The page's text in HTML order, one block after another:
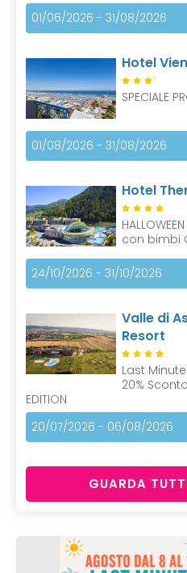
01/06/2026 - 31/08/2026
Hotel
S
SPECIALE
01/08/2026 - 31/08/2026
Hotel
con bimbi
24/10/2026 - 31/10/2026
Valle di
Resort
Last Minute
20%
EDITION
20/07/2026 - 06/08/2026
GUARDA